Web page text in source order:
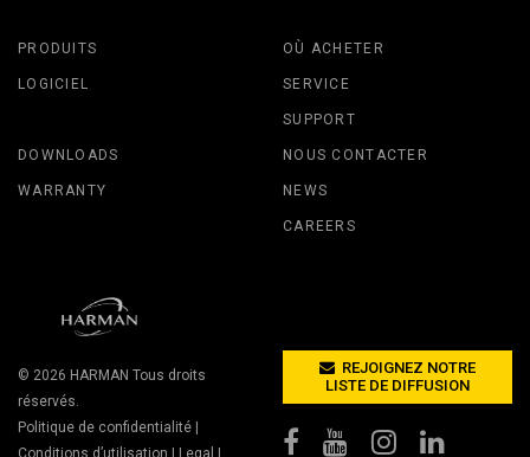
PRODUITS
LOGICIEL
OÙ ACHETER
SERVICE
SUPPORT
DOWNLOADS
WARRANTY
NOUS CONTACTER
NEWS
CAREERS
© 2026 HARMAN Tous droits
réservés.
Politique de confidentialité
REJOIGNEZ NOTRE
LISTE DE DIFFUSION